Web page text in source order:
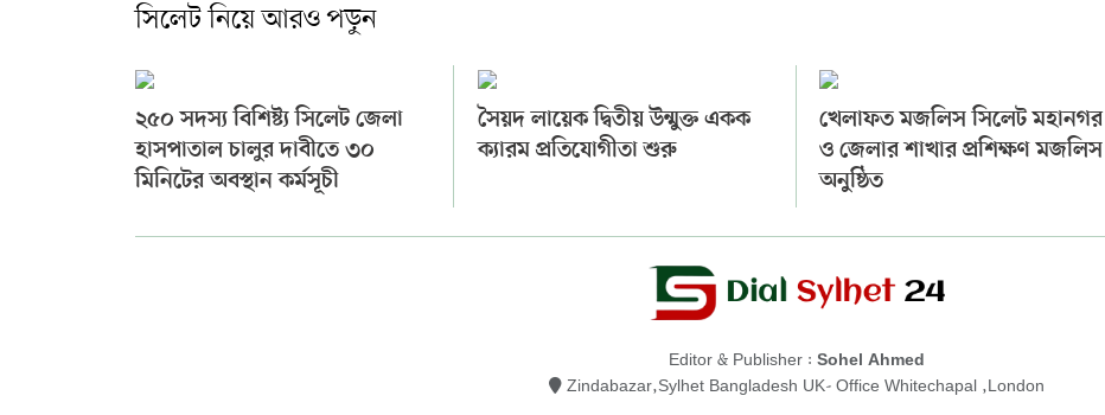
সিলেট নিয়ে আরও পড়ুন
২৫০ সদস্য বিশিষ্ট্য সিলেট জেলা
হাসপাতাল চালুর দাবীতে ৩০
মিনিটের অবস্থান কর্মসূচী
সৈয়দ লায়েক দ্বিতীয় উন্মুক্ত একক
ক্যারম প্রতিযোগীতা শুরু
খেলাফত মজলিস সিলেট মহানগর
ও জেলার শাখার প্রশিক্ষণ মজলিস
অনুষ্ঠিত
Editor & Publisher : Sohel Ahmed
Zindabazar,Sylhet Bangladesh UK- Office Whitechapal ,London